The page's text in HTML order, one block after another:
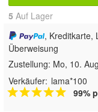
5 Auf Lager
, Kreditkarte,
Überweisung
Zustellung: Mo, 10.
Verkäufer: lama*100
99%